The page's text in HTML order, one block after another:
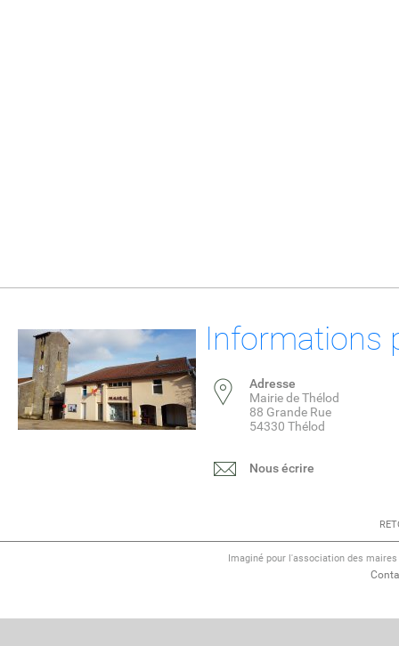
Informations
Adresse
Mairie de Thélod
88 Grande Rue
54330 Thélod
Nous écrire
Imaginé pour l'association des